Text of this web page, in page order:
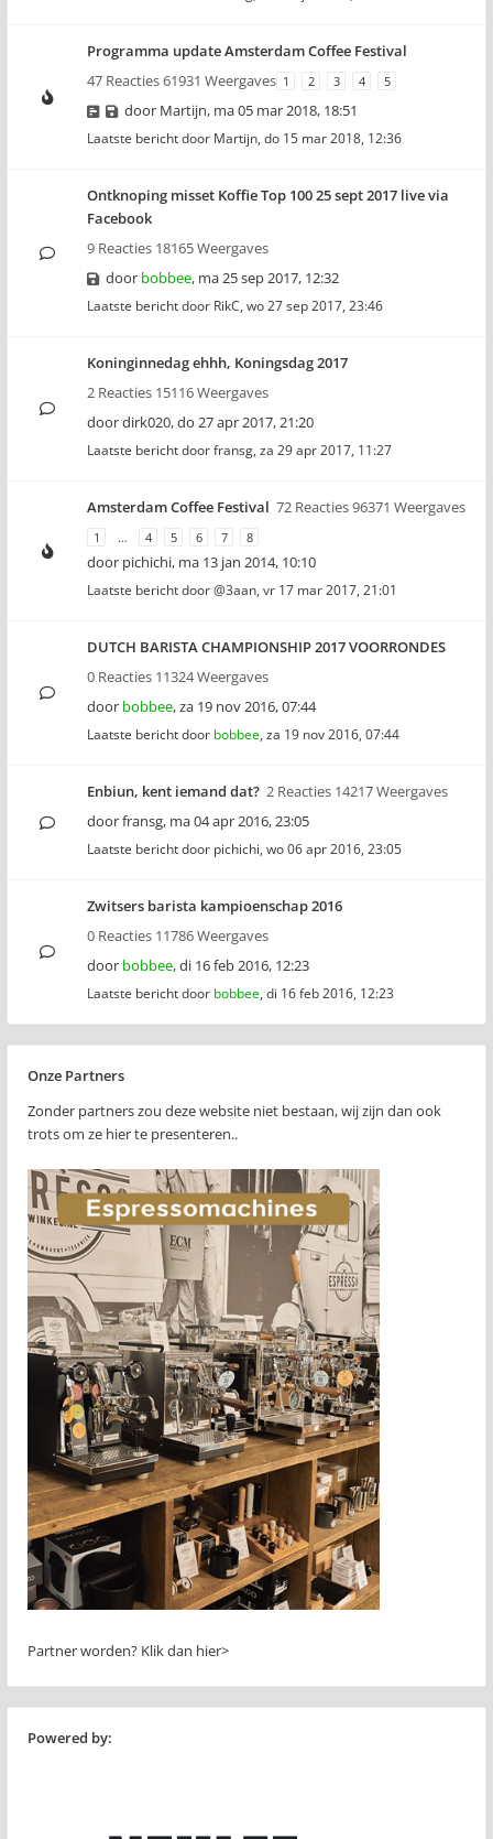
Programma update Amsterdam Coffee Festival
47 Reacties 61931 Weergaves 1 2 3 4 5
door Martijn, ma 05 mar 2018, 18:51
Laatste bericht door Martijn, do 15 mar 2018, 12:36
Ontknoping misset Koffie Top 100 25 sept 2017 live via
Facebook
9 Reacties 18165 Weergaves
door bobbee, ma 25 sep 2017, 12:32
Laatste bericht door RikC, wo 27 sep 2017, 23:46
Koninginnedag ehhh, Koningsdag 2017
2 Reacties 15116 Weergaves
doordirk020,do 27 apr 2017, 21:20
Laatste bericht doorfransg, za 29 apr 2017, 11:27
Amsterdam Coffee Festival 72 Reacties 96371 Weergaves
1 … 4 5 6 7 8
door pichichi, ma 13 jan 2014, 10:10
Laatste bericht door@3aan, vr 17 mar 2017, 21:01
DUTCH BARISTA CHAMPIONSHIP 2017 VOORRONDES
0 Reacties 11324 Weergaves
door bobbee,za 19 nov 2016, 07:44
Laatste bericht door bobbee, za 19 nov 2016, 07:44
Enbiun, kent iemand dat? 2 Reacties 14217 Weergaves
doorfransg, ma 04 apr 2016, 23:05
Laatste bericht door pichichi, wo 06 apr 2016, 23:05
Zwitsers barista kampioenschap 2016
0 Reacties 11786 Weergaves
door bobbee,di 16 feb 2016, 12:23
Laatste bericht door bobbee, di 16 feb 2016, 12:23
Onze Partners
Zonder partners zou deze website niet bestaan, wij zijn dan ook
trots om ze hier te presenteren..
Partner worden? Klik dan hier>
Powered by: